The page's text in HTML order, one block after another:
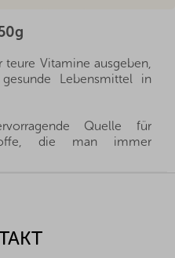
Vitamine ausgeben,
Lebensmittel in
Quelle für
die man immer
gesunder und schneller